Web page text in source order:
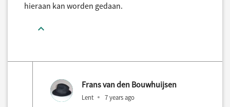
hieraan kan worden gedaan.
Frans van den Bouwhuijsen
Lent 7 years ago